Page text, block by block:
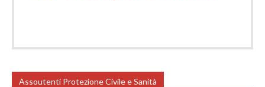
Assoutenti Protezione Civile e Sanità